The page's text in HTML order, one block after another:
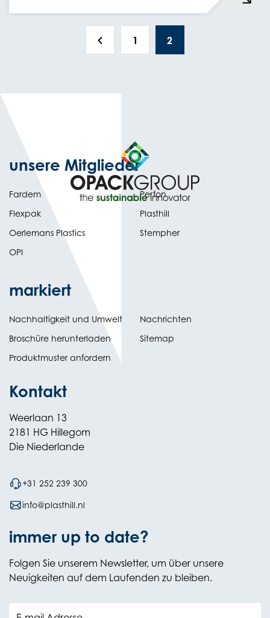
1 2
unsere Mitglieder
Fardem
Flexpak
Oerlemans Plastics
OPI
Perfon
Plasthill
Stempher
markiert
Nachhaltigkeit und Umwelt
Broschüre herunterladen(opens
in
new
Produktmuster anfordern
Nachrichten
Sitemap
Kontakt
Weerlaan 13
2181 HG Hillegom
Die Niederlande
+31 252 239 300
info@plasthill.nl
immer up to date?
Folgen Sie unserem Newsletter, um über unsere
Neuigkeiten auf dem Laufenden zu bleiben.